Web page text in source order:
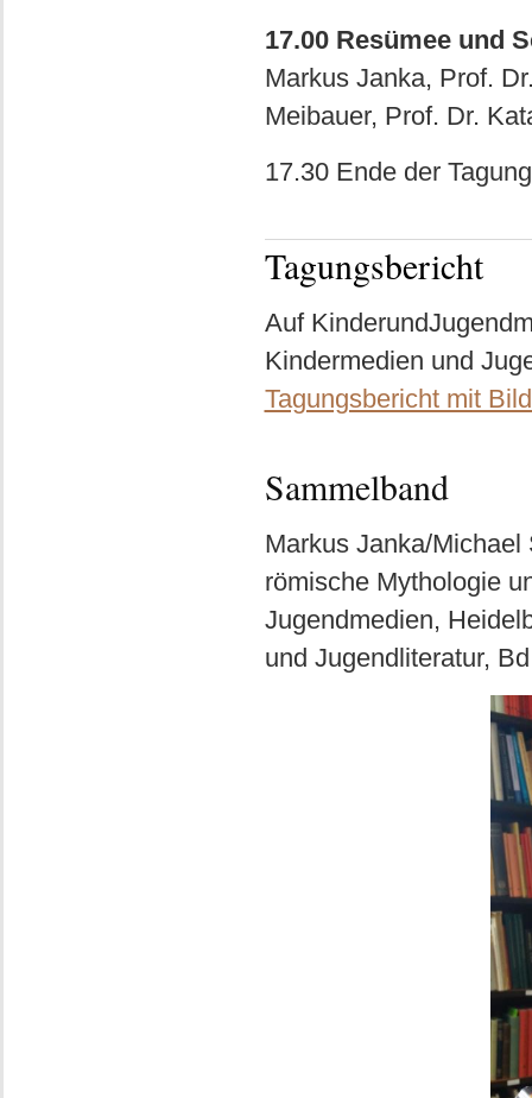
17.00 Resümee und
Markus Janka, Prof.
Meibauer, Prof. Dr.
17.30 Ende der Tagung
Tagungsbericht
Auf
Kindermedien und
Tagungsbericht mit
Sammelband
Markus Janka/
römische Mythologie
Jugendmedien,
und Jugendliteratur,